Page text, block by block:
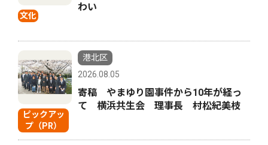
文化
わい
ピックアッ
プ（PR）
港北区
2026.08.05
寄稿 やまゆり園事件から10年が経っ
て 横浜共生会 理事長 村松紀美枝